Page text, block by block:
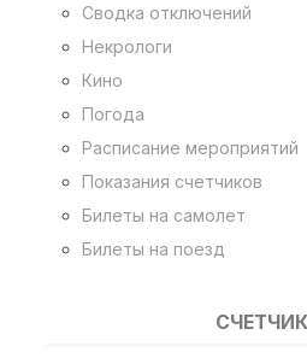
Сводка отключений
Некрологи
Кино
Погода
Расписание мероприятий
Показания счетчиков
Билеты на самолет
Билеты на поезд